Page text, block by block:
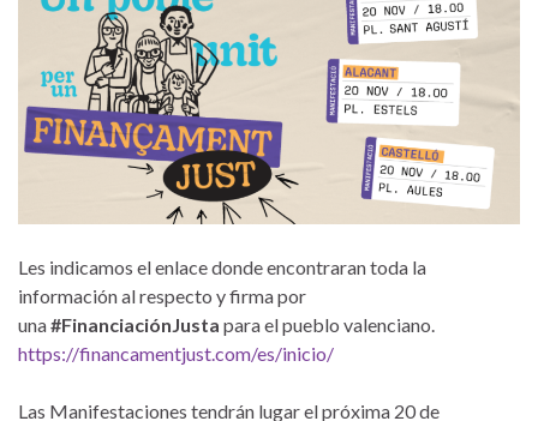
Les indicamos el enlace donde encontraran toda la
información al respecto y firma por
una#FinanciaciónJusta para el pueblo valenciano.
https://financamentjust.com/es/inicio/
Las Manifestaciones tendrán lugar el próxima 20 de